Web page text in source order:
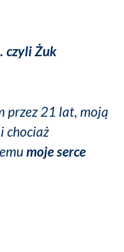
czyli Żuk
przez 21 lat, moją
chociaż
moje serce